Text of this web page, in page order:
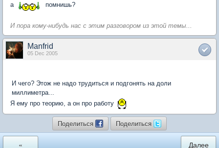
а помнишь?
И пора кому-нибудь нас с этим разговором из этой темы...
Manfrid
05 Dec 2005
И чего? Этож не надо трудиться и подгонять на доли
миллиметра...
Я ему про теорию, а он про работу
Поделиться Поделиться
« Далее